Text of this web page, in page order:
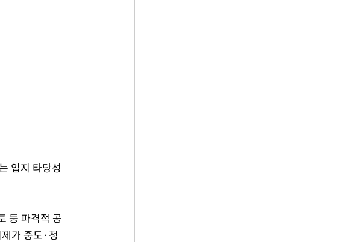
입지 타당성
등 파격적 공
가 중도·청